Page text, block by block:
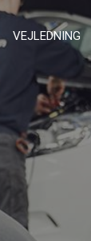
VEJLEDNING